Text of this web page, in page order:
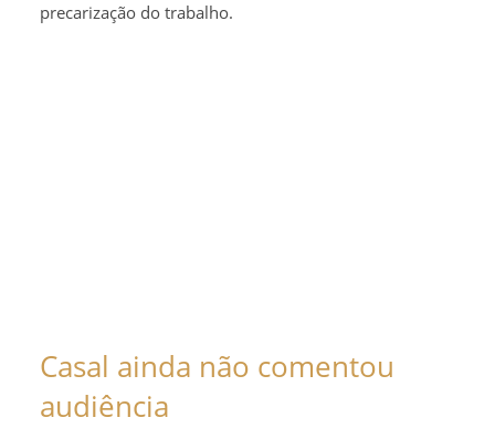
precarização do trabalho.
Casal ainda não comentou
audiência